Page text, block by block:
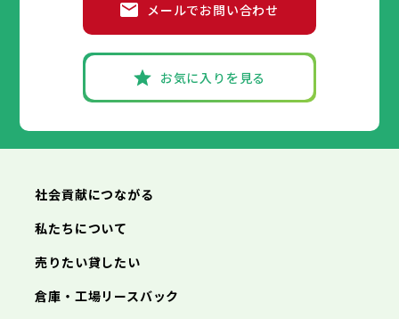
メールでお問い合わせ
お気に入りを見る
社会貢献につながる
私たちについて
売りたい貸したい
倉庫・工場リースバック